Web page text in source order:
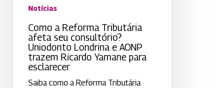
Ricardo
esclarecer
Notícias
Como a Reforma Tributária
afeta seu consultório?
Uniodonto Londrina e AONP
trazem Ricardo Yamane para
esclarecer
Saiba como a Reforma Tributária